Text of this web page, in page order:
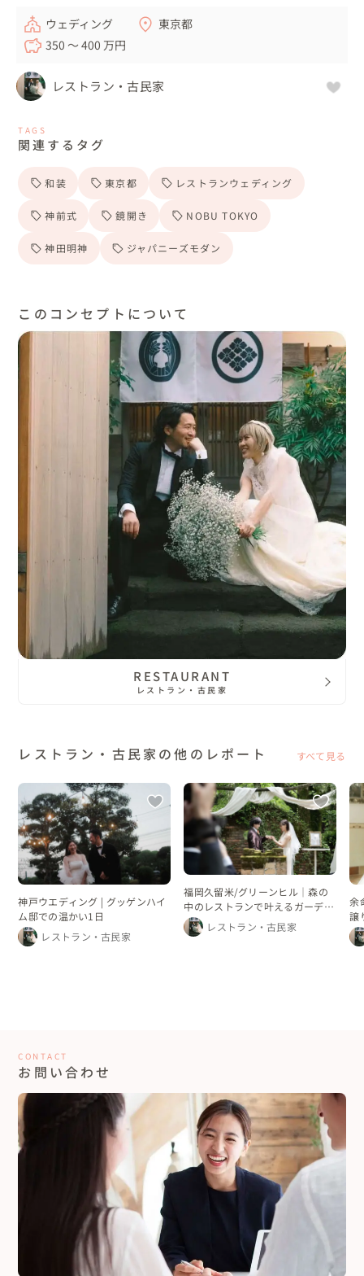
ウェディング
東京都
350 〜 400 万円
レストラン・古民家
TAGS
関連するタグ
和装 東京都 レストランウェディング
神前式 鏡開き NOBU TOKYO
神田明神 ジャパニーズモダン
このコンセプトについて
RESTAURANT
レストラン・古民家
レストラン・古民家の他のレポート すべて見る
神戸ウエディング | グッゲンハイ
ム邸での温かい1日
レストラン・古民家
福岡久留米/グリーンヒル｜森の
中のレストランで叶えるガーデン
ウェディング
レストラン・古民家
余
譲
レ
CONTACT
お問い合わせ